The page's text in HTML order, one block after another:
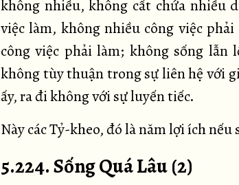
không nhiều, không cất chứa nhiều
việc làm, không nhiều công việc
công việc phải làm; không sống lẫn
không tùy thuận trong sự liên hệ với
ấy, ra đi không với sự luyến tiếc.
Này các Tỷ-kheo, đó là năm lợi ích
5.224. Sống Quá Lâu (2)